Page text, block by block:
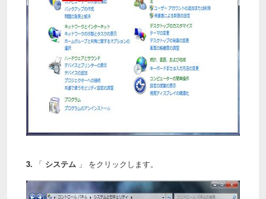
3. 「 システム 」 をクリックします。